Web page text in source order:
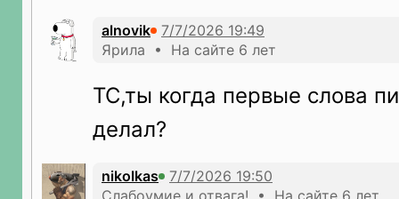
alnovik
Ярила • На сайте 6 лет
ТС,ты когда первые слова
делал?
nikolkas
Слабоумие и отвага! • На сайте 6 лет